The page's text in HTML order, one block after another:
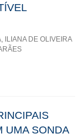
ILIANA DE OLIVEIRA
UMA SONDA